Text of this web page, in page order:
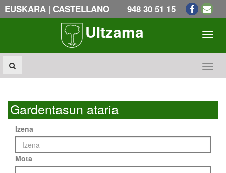
EUSKARA | CASTELLANO 948 30 51 15
Ultzama
Gardentasun ataria
Izena
Mota